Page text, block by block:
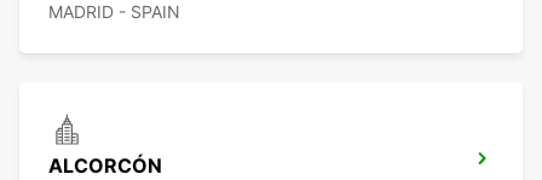
MADRID - SPAIN
ALCORCÓN